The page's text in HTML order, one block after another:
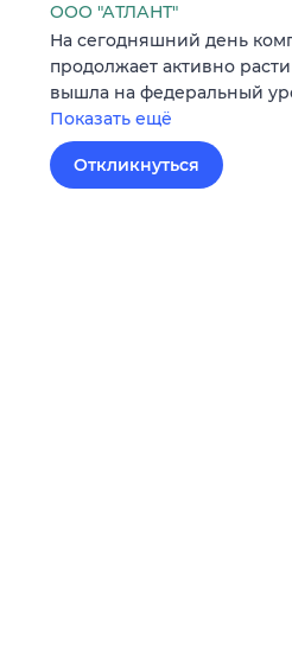
ООО "АТЛАНТ"
На сегодняшний день
продолжает активно
вышла на федеральный
Показать ещё
Откликнуться